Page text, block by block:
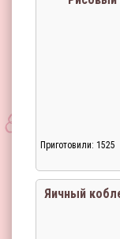
Приготовили: 1525
Яичный